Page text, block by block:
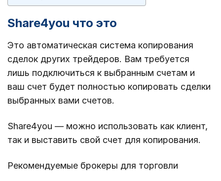
Share4you что это
Это автоматическая система копирования
сделок других трейдеров. Вам требуется
лишь подключиться к выбранным счетам и
ваш счет будет полностью копировать сделки
выбранных вами счетов.
Share4you — можно использовать как клиент,
так и выставить свой счет для копирования.
Рекомендуемые брокеры для торговли